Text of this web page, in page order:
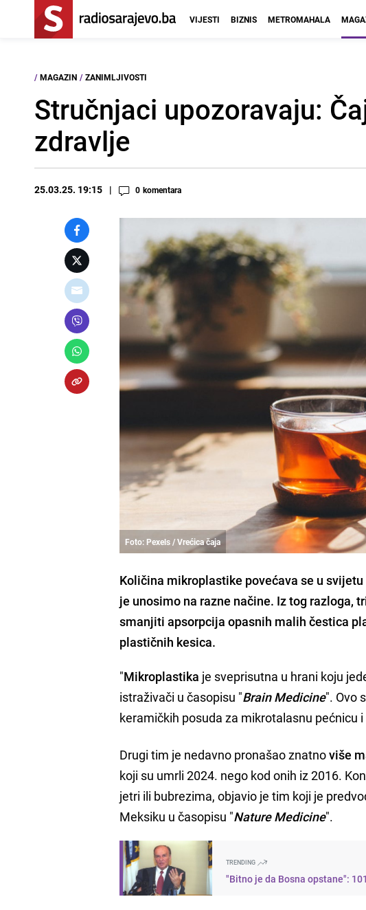
VIJESTI BIZNIS METROMAHALA
/ MAGAZIN / ZANIMLJIVOSTI
Stručnjaci upozoravaju:
zdravlje
25.03.25. 19:15 0 komentara
Foto: Pexels / Vrećica čaja
Količina mikroplastike povećava se u
je unosimo na razne načine. Iz tog razloga,
smanjiti apsorpcija opasnih malih čestica
plastičnih kesica.
"Mikroplastika je sveprisutna u hrani koju
istraživači u časopisu "Brain Medicine". Ovo
keramičkih posuda za mikrotalasnu pećnicu
Drugi tim je nedavno pronašao znatnoviše
koji su umrli 2024. nego kod onih iz 2016.
jetri ili bubrezima, objavio je tim koji je
Meksiku u časopisu "Nature Medicine".
TRENDING
"Bitno je da Bosna opstane":